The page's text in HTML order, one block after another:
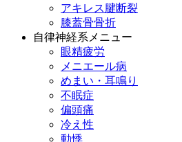
アキレス腱断裂
膝蓋骨骨折
自律神経系メニュー
眼精疲労
メニエール病
めまい・耳鳴り
不眠症
偏頭痛
冷え性
動悸